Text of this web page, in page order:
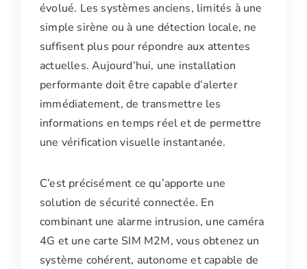
évolué. Les systèmes anciens, limités à une
simple sirène ou à une détection locale, ne
suffisent plus pour répondre aux attentes
actuelles. Aujourd’hui, une installation
performante doit être capable d’alerter
immédiatement, de transmettre les
informations en temps réel et de permettre
une vérification visuelle instantanée.
C’est précisément ce qu’apporte une
solution de sécurité connectée. En
combinant une alarme intrusion, une caméra
4G et une carte SIM M2M, vous obtenez un
système cohérent, autonome et capable de